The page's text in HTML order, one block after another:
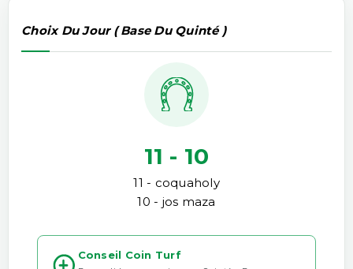
Choix Du Jour ( Base Du Quinté )
11 - 10
11 - coquaholy
10 - jos maza
Conseil Coin Turf